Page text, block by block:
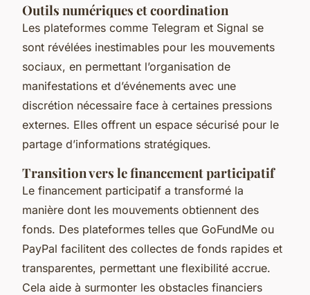
Outils numériques et coordination
Les plateformes comme Telegram et Signal se
sont révélées inestimables pour les mouvements
sociaux, en permettant l’organisation de
manifestations et d’événements avec une
discrétion nécessaire face à certaines pressions
externes. Elles offrent un espace sécurisé pour le
partage d’informations stratégiques.
Transition vers le financement participatif
Le financement participatif a transformé la
manière dont les mouvements obtiennent des
fonds. Des plateformes telles que GoFundMe ou
PayPal facilitent des collectes de fonds rapides et
transparentes, permettant une flexibilité accrue.
Cela aide à surmonter les obstacles financiers